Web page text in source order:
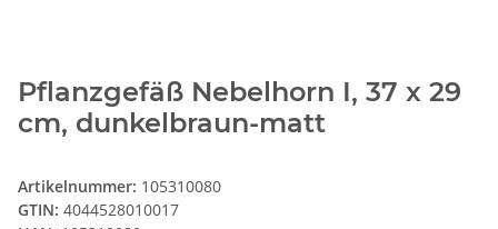
Pflanzgefäß Nebelhorn I, 37 x 29
cm, dunkelbraun-matt
Artikelnummer: 105310080
GTIN: 4044528010017